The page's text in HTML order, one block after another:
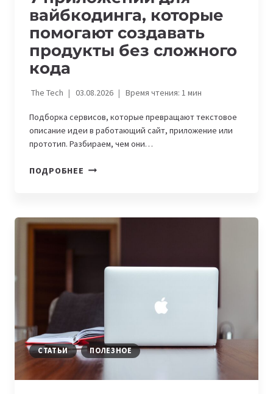
вайбкодинга, которые
помогают создавать
продукты без сложного
кода
The Tech 03.08.2026 Время чтения: 1мин
Подборка сервисов, которые превращают текстовое
описание идеи в работающий сайт, приложение или
прототип. Разбираем, чем они…
ПОДРОБНЕЕ 7
КОТОРЫЕ
ПРОДУКТЫ
СЛОЖНОГО
СТАТЬИ ПОЛЕЗНОЕ